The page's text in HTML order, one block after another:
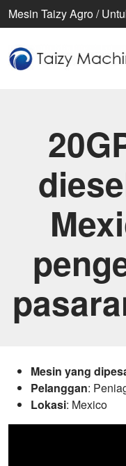
Mesin Taizy Agro /
Mesin yang
Pelanggan:
Lokasi: Mexico